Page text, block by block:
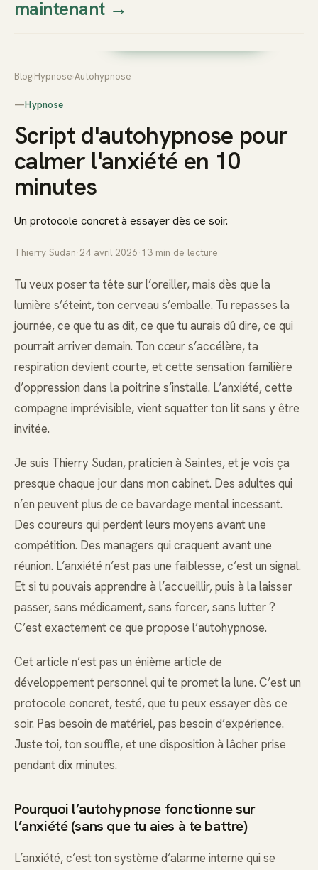
Thierry
Prendre rendez-vous dès
maintenant→
Blog Hypnose Autohypnose
—Hypnose
Script d'autohypnose pour
calmer l'anxiété en 10
minutes
Un protocole concret à essayer dès ce soir.
Thierry Sudan 24 avril 2026 13 min de lecture
Tu veux poser ta tête sur l’oreiller, mais dès que la
lumière s’éteint, ton cerveau s’emballe. Tu repasses la
journée, ce que tu as dit, ce que tu aurais dû dire, ce qui
pourrait arriver demain. Ton cœur s’accélère, ta
respiration devient courte, et cette sensation familière
d’oppression dans la poitrine s’installe. L’anxiété, cette
compagne imprévisible, vient squatter ton lit sans y être
invitée.
Je suis Thierry Sudan, praticien à Saintes, et je vois ça
presque chaque jour dans mon cabinet. Des adultes qui
n’en peuvent plus de ce bavardage mental incessant.
Des coureurs qui perdent leurs moyens avant une
compétition. Des managers qui craquent avant une
réunion. L’anxiété n’est pas une faiblesse, c’est un signal.
Et si tu pouvais apprendre à l’accueillir, puis à la laisser
passer, sans médicament, sans forcer, sans lutter ?
C’est exactement ce que propose l’autohypnose.
Cet article n’est pas un énième article de
développement personnel qui te promet la lune. C’est un
protocole concret, testé, que tu peux essayer dès ce
soir. Pas besoin de matériel, pas besoin d’expérience.
Juste toi, ton souffle, et une disposition à lâcher prise
pendant dix minutes.
Pourquoi l’autohypnose fonctionne sur
l’anxiété (sans que tu aies à te battre)
L’anxiété, c’est ton système d’alarme interne qui se